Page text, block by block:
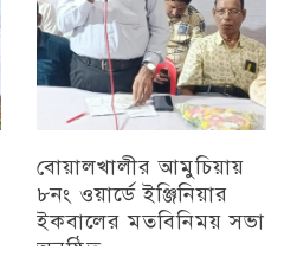
বোয়ালখালীর আমুচিয়ায়
৮নং ওয়ার্ডে ইঞ্জিনিয়ার
ইকবালের মতবিনিময় সভা
অনুষ্ঠিত